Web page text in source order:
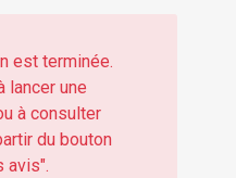
est terminée.
lancer une
à consulter
du bouton
avis".